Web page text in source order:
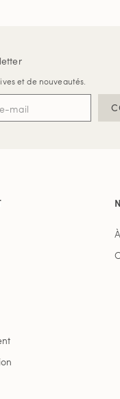
et de nouveautés.